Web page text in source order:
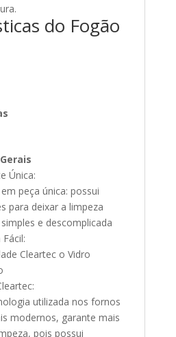
do Fogão
Única:
peça única: possui
para deixar a limpeza
e descomplicada
Cleartec o Vidro
utilizada nos fornos
modernos, garante mais
pois possui